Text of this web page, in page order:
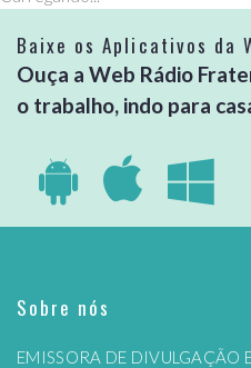
Baixe os Aplicativos da
Ouça a Web Rádio
o trabalho, indo para
Sobre nós
EMISSORA DE DIVULGAÇÃO